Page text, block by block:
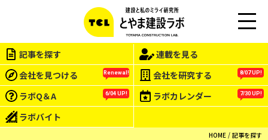
EN
記事を探す
連載を見る
会社を見つける
Renewal! 会社を研究する 8/07 UP!
ラボQ＆A 6/04 UP! ラボカレンダー 7/30 UP!
ラボバイト
HOME 記事を探す